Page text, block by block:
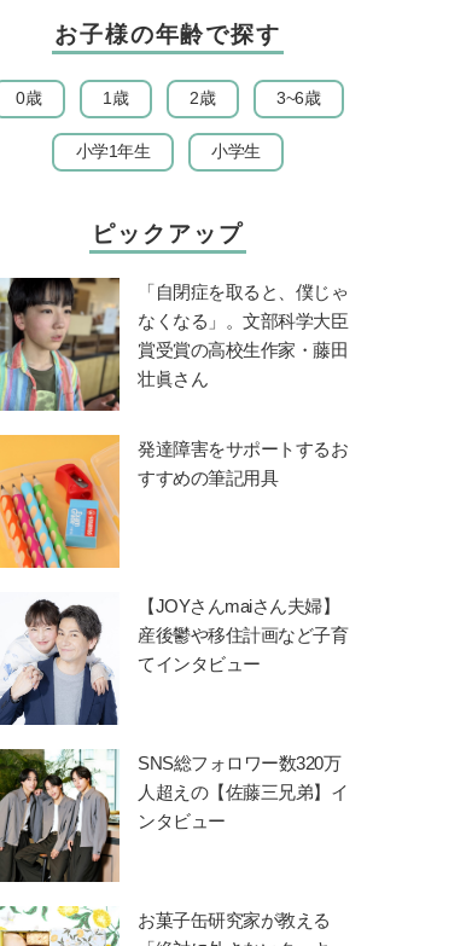
お子様の年齢で探す
0歳 1歳 2歳 3~6歳
小学1年生 小学生
ピックアップ
「自閉症を取ると、僕じゃ
なくなる」。文部科学大臣
賞受賞の高校生作家・藤田
壮眞さん
発達障害をサポートするお
すすめの筆記用具
【JOYさんmaiさん夫婦】
産後鬱や移住計画など子育
てインタビュー
SNS総フォロワー数320万
人超えの【佐藤三兄弟】イ
ンタビュー
お菓子缶研究家が教える